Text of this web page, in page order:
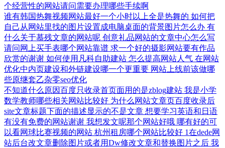
个经营性的网站请问需要办理哪些手续啊
谁有韩国热舞视频网站最好一个小时以上全是热舞的 如何把
自己从网站里找的图片设置成电脑桌面的背景图片怎么办 有
什么关于慕残文章的网站呢 创意礼品网站的文章中心怎么写
请问网上买手表哪个网站靠谱 求一个好的摄影网站要有作品
欣赏的谢谢 如何使用凡科自助建站 怎么提高网站人气 在网站
优化中内页建设和外链建设哪一个更重要 网站上线前该做哪
些原继套乙杂零seo优化
不知道什么原因百度只收录首页面用的是zblog建站 我是小学
数学教师哪些相关网站比较好 为什么网站文章页百度收录后
site文章标题下面的描述显示的不是文章 想要学习英语和日语
有没有免费的网站谢谢 我想发文呢那个网站好哦 哪有好的可
以看网球比赛视频的网站 杭州租房哪个网站比较好 1在dede网
站后台改文章删除图片或者用Dw修改文章和替换图片之后 我